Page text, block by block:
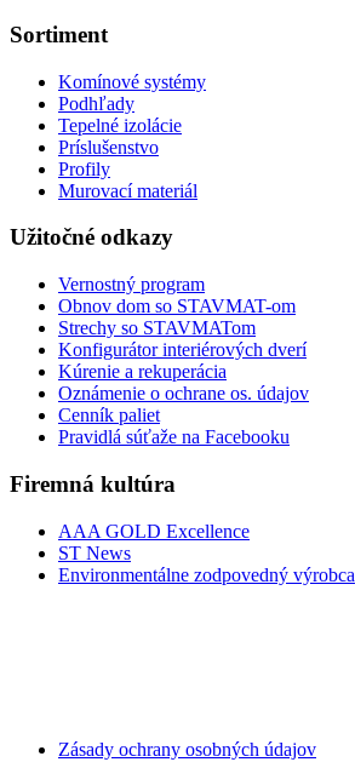
Sortiment
Komínové systémy
Podhľady
Tepelné izolácie
Príslušenstvo
Profily
Murovací materiál
Užitočné odkazy
Vernostný program
Obnov dom so STAVMAT-om
Strechy so STAVMATom
Konfigurátor interiérových dverí
Kúrenie a rekuperácia
Oznámenie o ochrane os. údajov
Cenník paliet
Pravidlá súťaže na Facebooku
Firemná kultúra
AAA GOLD Excellence
ST News
Environmentálne zodpovedný výrobca
Zásady ochrany osobných údajov